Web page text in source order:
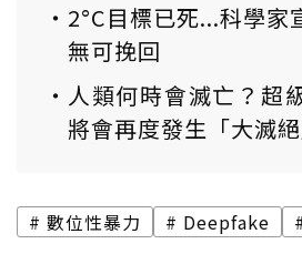
2°C目標已死...科學家
無可挽回
人類何時會滅亡？超
將會再度發生「大滅絕
數位性暴力 Deepfake